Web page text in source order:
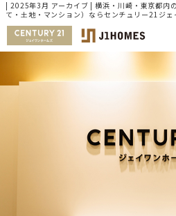
| 2025年3月 アーカイブ | 横浜・川崎・東京都内
て・土地・マンション）ならセンチュリー21ジェ